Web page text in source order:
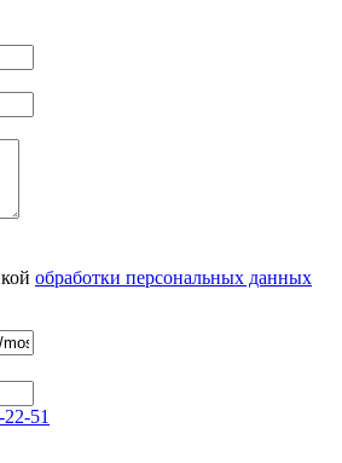
обработки персональных данных
51